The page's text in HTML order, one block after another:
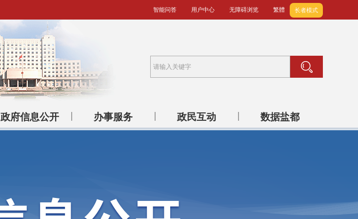
智能问答 用户中心 无障碍浏览 繁體 长者模式
政府信息公开 办事服务 政民互动 数据盐都